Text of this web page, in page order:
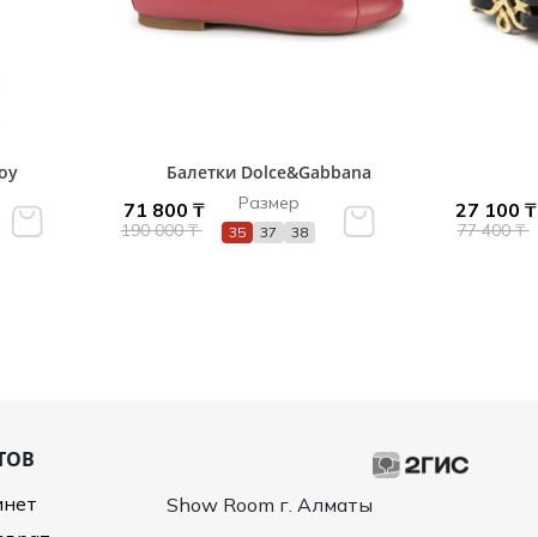
Балетки Dolce&Gabbana
71 800 ₸
190 000 ₸
Размер
35 37 38
27 100 ₸
77 400 ₸
Show Room г. Алматы